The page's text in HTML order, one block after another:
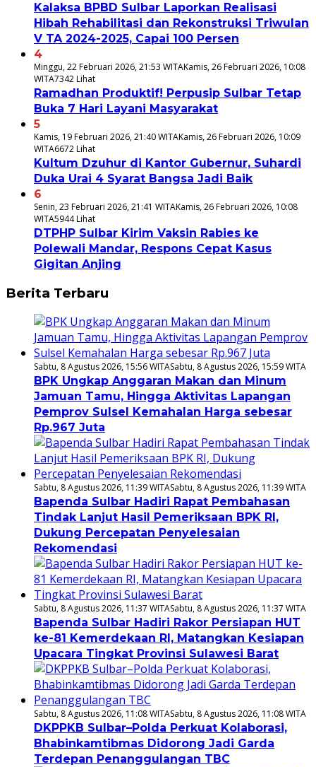
Kalaksa BPBD Sulbar Laporkan Realisasi
Hibah Rehabilitasi dan Rekonstruksi Triwulan
V TA 2024-2025, Capai 100 Persen
4
Minggu, 22 Februari 2026, 21:53 WITAKamis, 26 Februari 2026, 10:08
WITA7342 Lihat
Ramadhan Produktif! Perpusip Sulbar Tetap
Buka 7 Hari Layani Masyarakat
5
Kamis, 19 Februari 2026, 21:40 WITAKamis, 26 Februari 2026, 10:09
WITA6672 Lihat
Kultum Dzuhur di Kantor Gubernur, Suhardi
Duka Urai 4 Syarat Bangsa Jadi Baik
6
Senin, 23 Februari 2026, 21:41 WITAKamis, 26 Februari 2026, 10:08
WITA5944 Lihat
DTPHP Sulbar Kirim Vaksin Rabies ke
Polewali Mandar, Respons Cepat Kasus
Gigitan Anjing
Berita Terbaru
Sabtu, 8 Agustus 2026, 15:56 WITASabtu, 8 Agustus 2026, 15:59 WITA
BPK Ungkap Anggaran Makan dan Minum
Jamuan Tamu, Hingga Aktivitas Lapangan
Pemprov Sulsel Kemahalan Harga sebesar
Rp.967 Juta
Sabtu, 8 Agustus 2026, 11:39 WITASabtu, 8 Agustus 2026, 11:39 WITA
Bapenda Sulbar Hadiri Rapat Pembahasan
Tindak Lanjut Hasil Pemeriksaan BPK RI,
Dukung Percepatan Penyelesaian
Rekomendasi
Sabtu, 8 Agustus 2026, 11:37 WITASabtu, 8 Agustus 2026, 11:37 WITA
Bapenda Sulbar Hadiri Rakor Persiapan HUT
ke-81 Kemerdekaan RI, Matangkan Kesiapan
Upacara Tingkat Provinsi Sulawesi Barat
Sabtu, 8 Agustus 2026, 11:08 WITASabtu, 8 Agustus 2026, 11:08 WITA
DKPPKB Sulbar–Polda Perkuat Kolaborasi,
Bhabinkamtibmas Didorong Jadi Garda
Terdepan Penanggulangan TBC